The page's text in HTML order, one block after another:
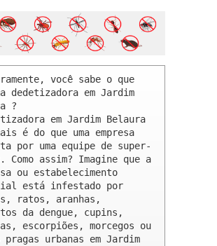
você sabe o que
dedetizadora em Jardim
?
em Jardim Belaura
é do que uma empresa
por uma equipe de super-
Como assim? Imagine que a
ou estabelecimento
está infestado por
ratos, aranhas,
da dengue, cupins,
escorpiões, morcegos ou
pragas urbanas em Jardim